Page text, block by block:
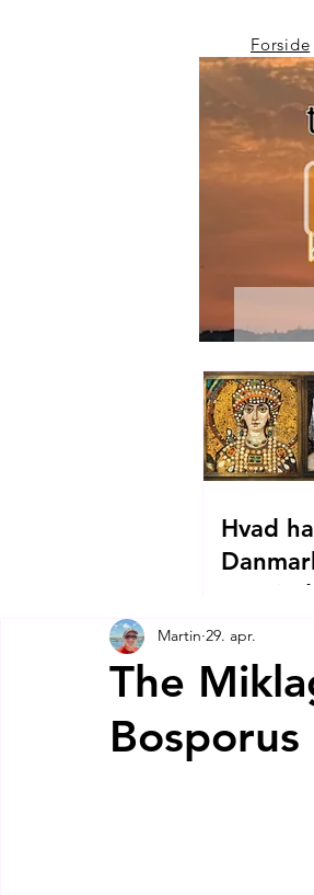
Forside
Hvad
og Hagia
Sophias
tilfælles?
The
Martin 29. apr.